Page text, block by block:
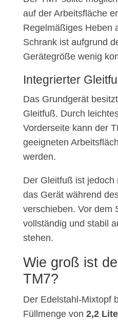
auf der Arbeitsfläche
Regelmäßiges Heben
Schrank ist aufgrund
Gerätegröße wenig
Integrierter
Das Grundgerät
Gleitfuß. Durch
Vorderseite kann der
geeigneten
werden.
Der Gleitfuß ist jedoch
das Gerät während
verschieben. Vor dem
vollständig und stabil
stehen.
Wie groß ist
TM7?
Der Edelstahl-Mixtopf
Füllmenge von 2,2